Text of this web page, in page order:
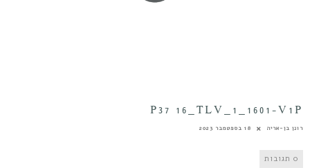
P37 16_TLV_1_1601-V1P
רונן בן-אריה 18 בספטמבר 2023
0 תגובות